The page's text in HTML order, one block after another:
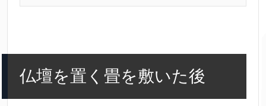
仏壇を置く畳を敷いた後